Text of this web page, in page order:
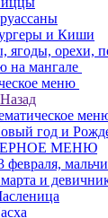
и Киши
ягоды, орехи,
на мангале
меню
Назад
год и
МЕНЮ
февраля,
и